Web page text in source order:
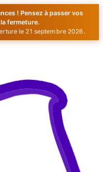
! Pensez à passer vos
fermeture.
le 21 septembre 2026.